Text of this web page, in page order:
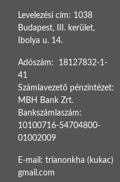
Levelezési cím: 1038
Budapest, III. kerület,
Ibolya u. 14.
Adószám: 18127832-1-
41
Számlavezető pénzintézet:
MBH Bank Zrt.
Bankszámlaszám:
10100716-54704800-
01002009
E-mail: trianonkha (kukac)
gmail.com